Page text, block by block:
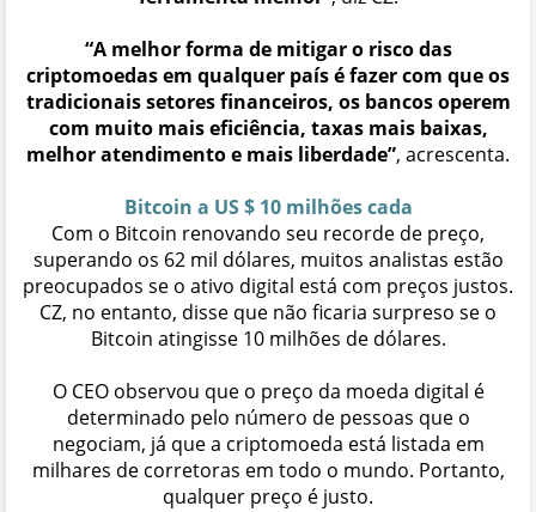
“A melhor forma de mitigar o risco das
criptomoedas em qualquer país é fazer com que os
tradicionais setores financeiros, os bancos operem
com muito mais eficiência, taxas mais baixas,
melhor atendimento e mais liberdade”, acrescenta.
Bitcoin a US $ 10 milhões cada
Com o Bitcoin renovando seu recorde de preço,
superando os 62 mil dólares, muitos analistas estão
preocupados se o ativo digital está com preços justos.
CZ, no entanto, disse que não ficaria surpreso se o
Bitcoin atingisse 10 milhões de dólares.
O CEO observou que o preço da moeda digital é
determinado pelo número de pessoas que o
negociam, já que a criptomoeda está listada em
milhares de corretoras em todo o mundo. Portanto,
qualquer preço é justo.